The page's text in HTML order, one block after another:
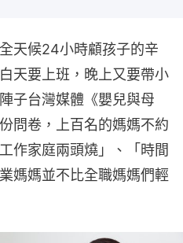
天候24小時顧孩子的辛
天要上班，晚上又要帶小
子台灣媒體《嬰兒與母
問卷，上百名的媽媽不約
作家庭兩頭燒」、「時間
媽媽並不比全職媽媽們輕